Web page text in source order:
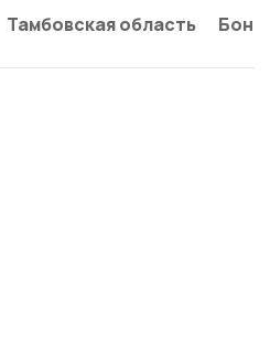
Тамбовская область